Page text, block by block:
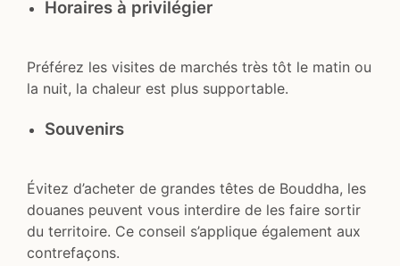
Horaires à privilégier
Préférez les visites de marchés très tôt le matin ou
la nuit, la chaleur est plus supportable.
Souvenirs
Évitez d’acheter de grandes têtes de Bouddha, les
douanes peuvent vous interdire de les faire sortir
du territoire. Ce conseil s’applique également aux
contrefaçons.